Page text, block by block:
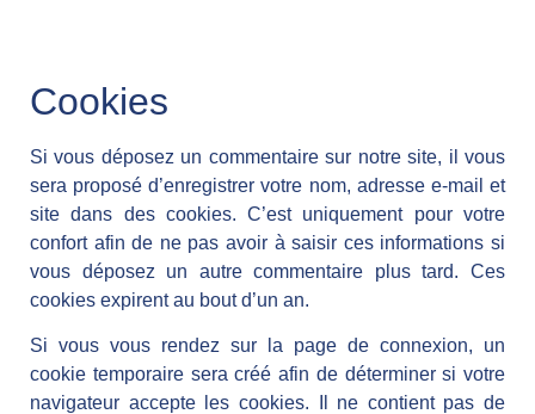
Cookies
Si vous déposez un commentaire sur notre site, il vous
sera proposé d’enregistrer votre nom, adresse e-mail et
site dans des cookies. C’est uniquement pour votre
confort afin de ne pas avoir à saisir ces informations si
vous déposez un autre commentaire plus tard. Ces
cookies expirent au bout d’un an.
Si vous vous rendez sur la page de connexion, un
cookie temporaire sera créé afin de déterminer si votre
navigateur accepte les cookies. Il ne contient pas de